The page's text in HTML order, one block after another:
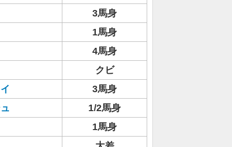
3馬身
1馬身
4馬身
クビ
3馬身
1/2馬身
1馬身